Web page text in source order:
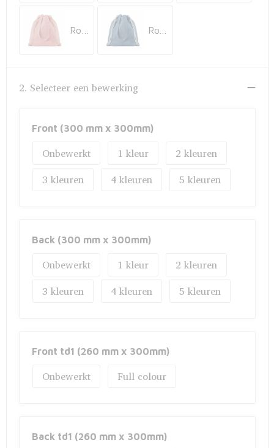
Opbergtassen
Golftassen
Opvouwbare tassen
Waterbestendige tassen
Promotietassen
Aktetassen
Trolleys
2. Selecteer een bewerking
Front (300 mm x 300mm)
Onbewerkt 1
2
3
4 5
Back (300 mm x 300mm)
Onbewerkt 1
2
3
4 5
Front td1 (260 mm x 300mm)
Onbewerkt Full colour
Back td1 (260 mm x 300mm)